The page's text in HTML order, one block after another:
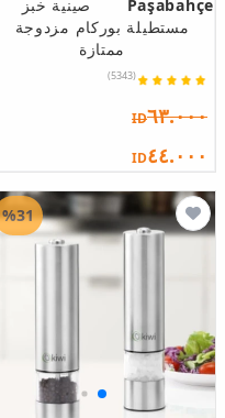
Paşabahçe
صينية خبز
مستطيلة بوركام مزدوجة
ممتازة
(5343)
ID٦٣.٠٠٠
ID٤٤.٠٠٠
%31